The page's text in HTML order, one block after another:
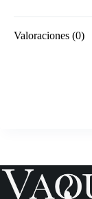
Valoraciones (0)